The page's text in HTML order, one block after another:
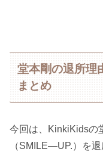
堂本剛の退所理
まとめ
今回は、KinkiKidsの
（SMILE―UP.）を